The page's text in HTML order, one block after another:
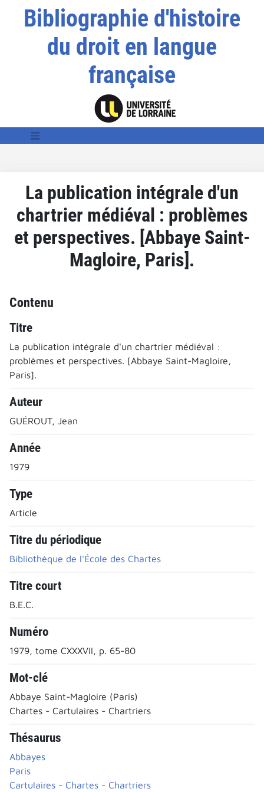
Bibliographie d'histoire
du droit en langue
française
La publication intégrale d'un
chartrier médiéval : problèmes
et perspectives. [Abbaye Saint-
Magloire, Paris].
Contenu
Titre
La publication intégrale d'un chartrier médiéval :
problèmes et perspectives. [Abbaye Saint-Magloire,
Paris].
Auteur
GUÉROUT, Jean
Année
1979
Type
Article
Titre du périodique
Bibliothèque de l'École des Chartes
Titre court
B.E.C.
Numéro
1979, tome CXXXVII, p. 65-80
Mot-clé
Abbaye Saint-Magloire (Paris)
Chartes - Cartulaires - Chartriers
Thésaurus
Abbayes
Paris
Cartulaires - Chartes - Chartriers